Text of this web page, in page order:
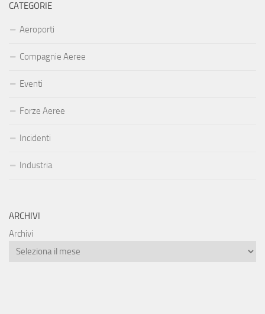
CATEGORIE
Aeroporti
Compagnie Aeree
Eventi
Forze Aeree
Incidenti
Industria
ARCHIVI
Archivi